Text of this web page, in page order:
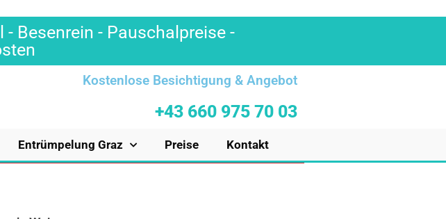
Besenrein - Pauschalpreise -
Kostenlose Besichtigung & Angebot
+43 660 975 70 03
Entrümpelung Graz Preise Kontakt